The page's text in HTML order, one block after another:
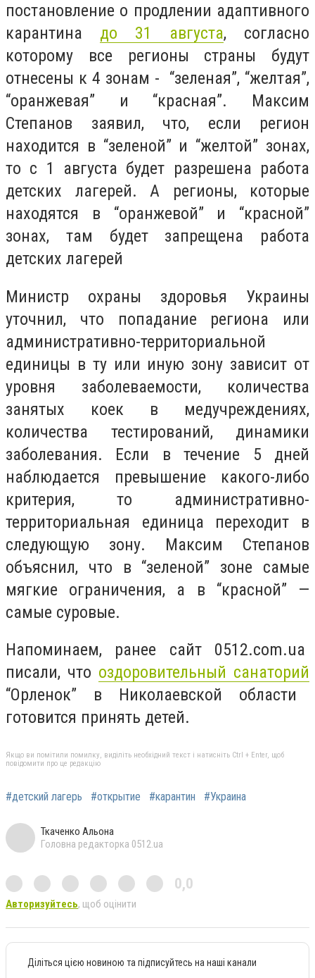
постановление о продлении адаптивного
карантина до 31 августа, согласно
которому все регионы страны будут
отнесены к 4 зонам - “зеленая”, “желтая”,
“оранжевая” и “красная”. Максим
Степанов заявил, что, если регион
находится в “зеленой” и “желтой” зонах,
то с 1 августа будет разрешена работа
детских лагерей. А регионы, которые
находятся в “оранжевой” и “красной”
зонах, там будет запрещена работа
детских лагерей
Министр охраны здоровья Украины
уточнил, что попадание региона или
административно-территориальной
единицы в ту или иную зону зависит от
уровня заболеваемости, количества
занятых коек в медучреждениях,
количества тестирований, динамики
заболевания. Если в течение 5 дней
наблюдается превышение какого-либо
критерия, то административно-
территориальная единица переходит в
следующую зону. Максим Степанов
объяснил, что в “зеленой” зоне самые
мягкие ограничения, а в “красной” —
самые суровые.
Напоминаем, ранее сайт 0512.com.ua
писали, что оздоровительный санаторий
“Орленок” в Николаевской области
готовится принять детей.
Якщо ви помітили помилку, виділіть необхідний текст і натисніть Ctrl + Enter, щоб
повідомити про це редакцію
#детский лагерь #открытие #карантин #Украина
Ткаченко Альона
Головна редакторка 0512.ua
0,0
Авторизуйтесь, щоб оцінити
Діліться цією новиною та підписуйтесь на наші канали